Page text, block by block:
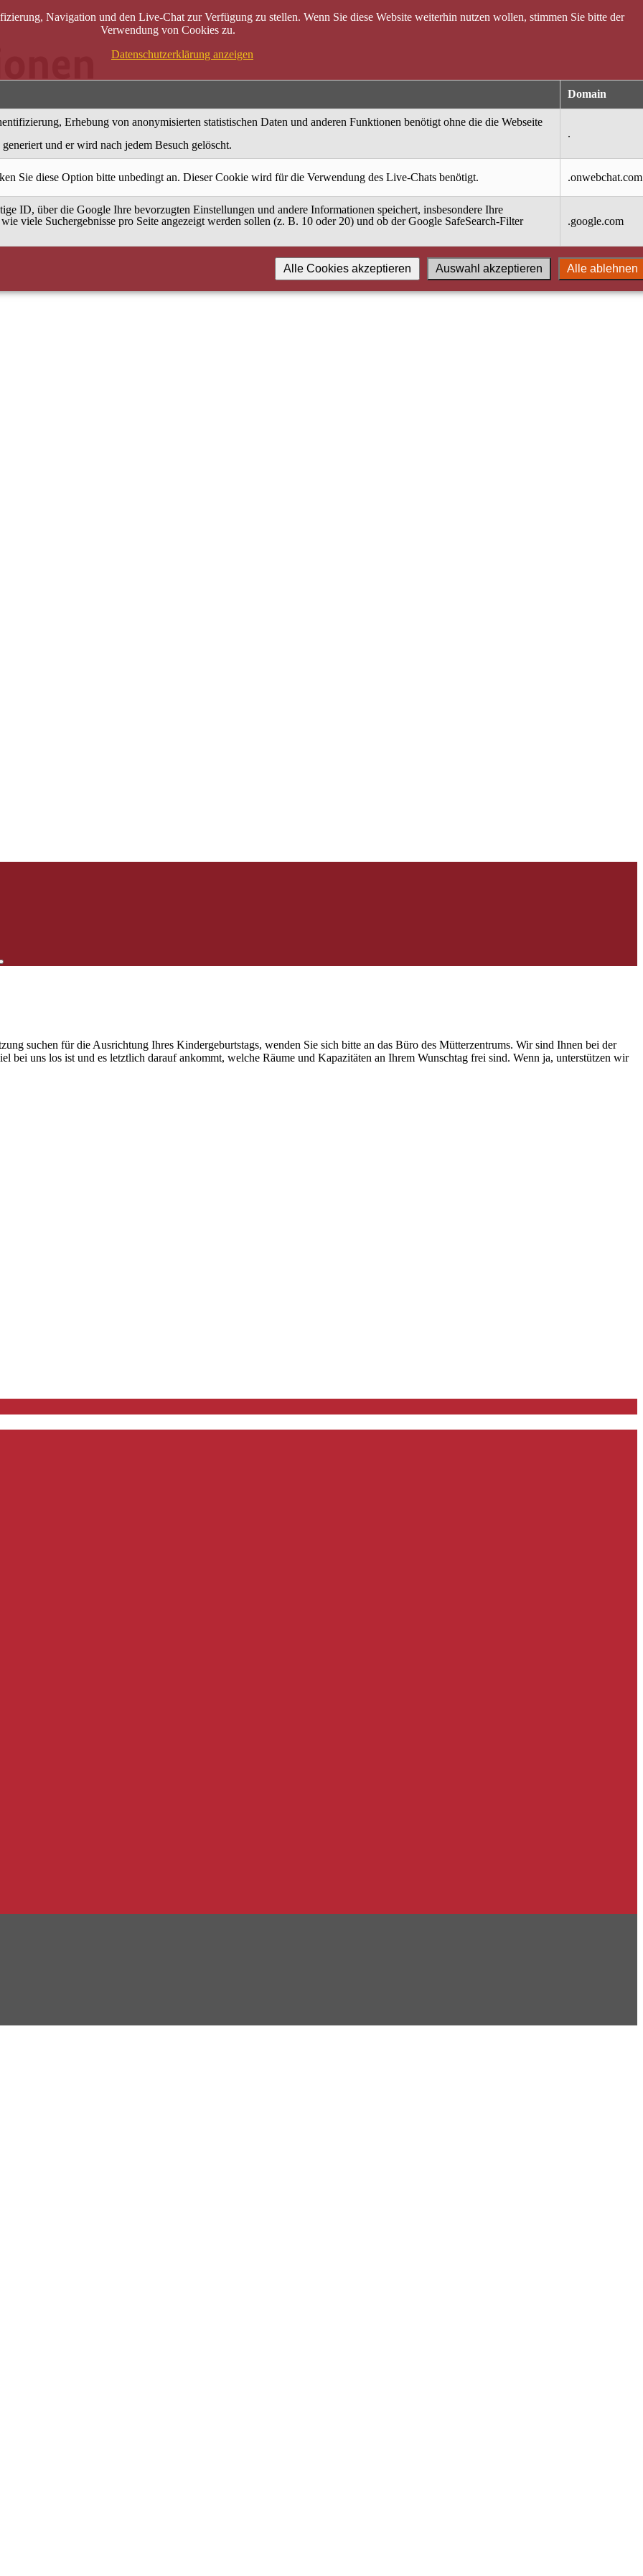
suchen für die Ausrichtung Ihres Kindergeburtstags, wenden Sie sich bitte an das Büro des Mütterzentrums. Wir sind Ihnen bei der
bei uns los ist und es letztlich darauf ankommt, welche Räume und Kapazitäten an Ihrem Wunschtag frei sind. Wenn ja, unterstützen wir
Navigation und den Live-Chat zur Verfügung zu stellen. Wenn Sie diese Website weiterhin nutzen wollen, stimmen Sie bitte der
Verwendung von Cookies zu.
Datenschutzerklärung anzeigen
Domain
Erhebung von anonymisierten statistischen Daten und anderen Funktionen benötigt ohne die die Webseite
und er wird nach jedem Besuch gelöscht.
.
Sie diese Option bitte unbedingt an. Dieser Cookie wird für die Verwendung des Live-Chats benötigt. .onwebchat.com
ID, über die Google Ihre bevorzugten Einstellungen und andere Informationen speichert, insbesondere Ihre
viele Suchergebnisse pro Seite angezeigt werden sollen (z. B. 10 oder 20) und ob der Google SafeSearch-Filter
.google.com
Alle ablehnen
Auswahl akzeptieren
Alle Cookies akzeptieren